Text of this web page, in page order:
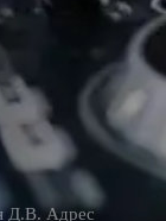
Д.В. Адрес